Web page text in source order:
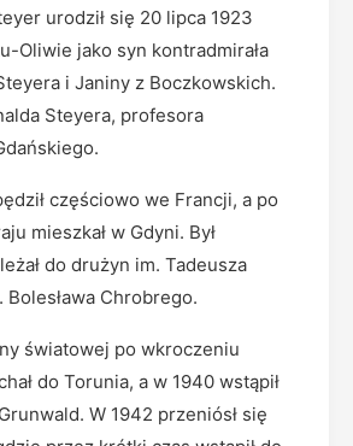
urodził się 20 lipca 1923
Oliwie jako syn kontradmirała
i Janiny z Boczkowskich.
Steyera, profesora
częściowo we Francji, a po
mieszkał w Gdyni. Był
do drużyn im. Tadeusza
Bolesława Chrobrego.
światowej po wkroczeniu
do Torunia, a w 1940 wstąpił
W 1942 przeniósł się